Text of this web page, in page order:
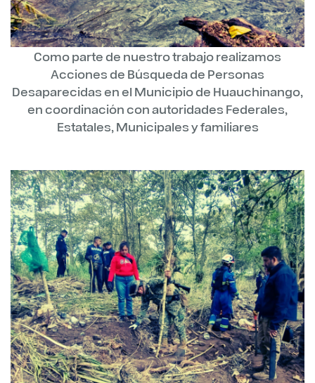
Como parte de nuestro trabajo realizamos
Acciones de Búsqueda de Personas
Desaparecidas en el Municipio de Huauchinango,
en coordinación con autoridades Federales,
Estatales, Municipales y familiares